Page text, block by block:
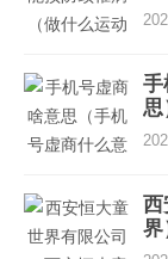
手
思
西
界